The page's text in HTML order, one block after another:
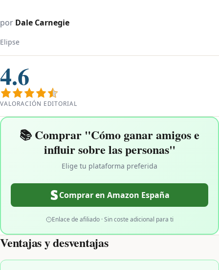
por Dale Carnegie
Elipse
4.6
VALORACIÓN EDITORIAL
📚 Comprar "Cómo ganar amigos e
influir sobre las personas"
Elige tu plataforma preferida
Comprar en Amazon España
Enlace de afiliado · Sin coste adicional para ti
Ventajas y desventajas